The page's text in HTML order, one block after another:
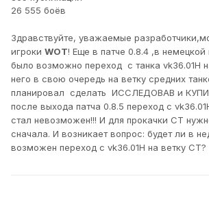
26 555 боёв
Здравствуйте, уважаемые
игроки WOT! Еще в патче 0.8.4 ,в немецкой
было возможно переход с танка vk36.01H
него в свою очередь на ветку средних
планировал сделать ИССЛЕДОВАВ и
после выхода патча 0.8.5 переход с
стал невозможен!!! И для прокачки СТ
сначала. И возникает вопрос: будет ли в
возможен переход с vk36.01H на ветку СТ?